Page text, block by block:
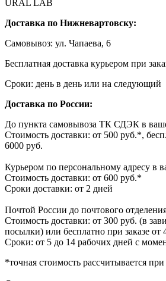
URAL LAB
Доставка по Нижневартовску:
Самовывоз: ул. Чапаева, 6
Бесплатная доставка курьером при
Сроки: день в день или на следующий
Доставка по России:
До пункта самовывоза ТК СДЭК в
Стоимость доставки: от 500 руб.*,
6000 руб.
Курьером по персональному адресу в
Стоимость доставки: от 600 руб.*
Сроки доставки: от 2 дней
Почтой России до почтового
Стоимость доставки: от 300 руб. (в
посылки) или бесплатно при заказе от
Сроки: от 5 до 14 рабочих дней с
*точная стоимость рассчитывается